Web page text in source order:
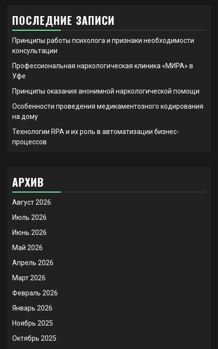
ПОСЛЕДНИЕ ЗАПИСИ
Принципы работы психолога и признаки необходимости
консультации
Профессиональная наркологическая клиника «МИРА» в
Уфе
Принципы оказания анонимной наркологической помощи
Особенности проведения медикаментозного кодирования
на дому
Технологии RPA и их роль в автоматизации бизнес-
процессов
АРХИВ
Август 2026
Июль 2026
Июнь 2026
Май 2026
Апрель 2026
Март 2026
Февраль 2026
Январь 2026
Ноябрь 2025
Октябрь 2025